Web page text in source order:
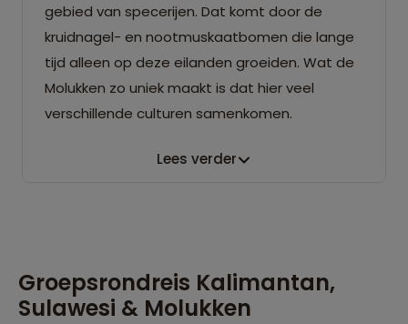
gebied van specerijen. Dat komt door de
kruidnagel- en nootmuskaatbomen die lange
tijd alleen op deze eilanden groeiden. Wat de
Molukken zo uniek maakt is dat hier veel
verschillende culturen samenkomen.
Lees verder
Groepsrondreis Kalimantan,
Sulawesi & Molukken